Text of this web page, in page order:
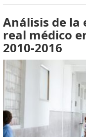
Análisis de la
real médico
2010-2016